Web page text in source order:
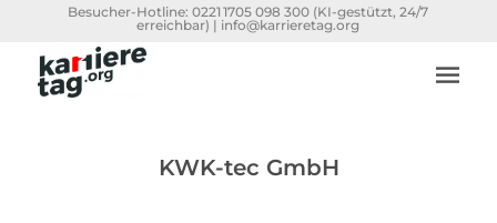
Besucher-Hotline:0221 1705 098 300 (KI-gestützt, 24/7
erreichbar) | info@karrieretag.org
KWK-tec GmbH